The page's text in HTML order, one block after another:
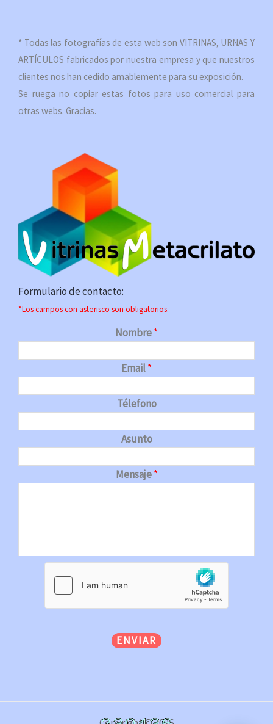
* Todas las fotografías de esta web son VITRINAS, URNAS Y
ARTÍCULOS fabricados por nuestra empresa y que nuestros
clientes nos han cedido amablemente para su exposición.
Se ruega no copiar estas fotos para uso comercial para
otras webs. Gracias.
Formulario de contacto:
*Los campos con asterisco son obligatorios.
Nombre*
Email*
Télefono
Asunto
Mensaje*
ENVIAR